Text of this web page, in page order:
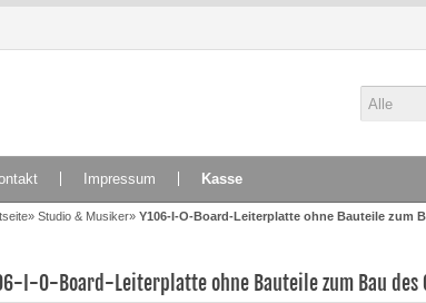
Impressum Kasse
» Studio & Musiker» Y106-I-O-Board-Leiterplatte ohne Bauteile zum
I-O-Board-Leiterplatte ohne Bauteile zum Bau des